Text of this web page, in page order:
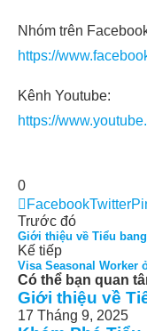
Nhóm trên
https://
Kênh Youtube:
https://
0
FacebookTwitter
Trước đó
Giới thiệu về Tiểu
Kế tiếp
Visa Seasonal Worker
Có thể bạn quan
Giới thiệu về
17 Tháng 9, 2025